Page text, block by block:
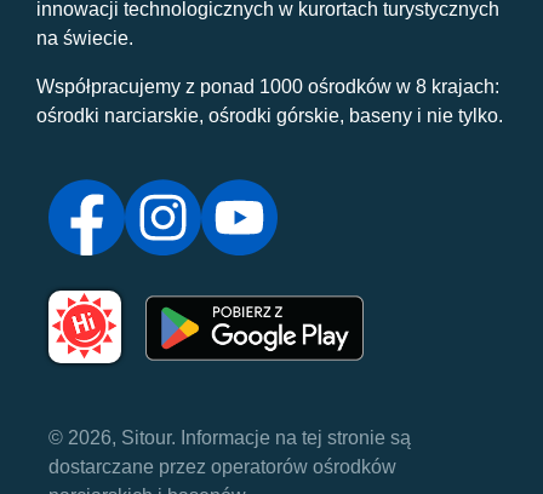
innowacji technologicznych w kurortach turystycznych
na świecie.
Współpracujemy z ponad 1000 ośrodków w 8 krajach:
ośrodki narciarskie, ośrodki górskie, baseny i nie tylko.
© 2026, Sitour. Informacje na tej stronie są
dostarczane przez operatorów ośrodków